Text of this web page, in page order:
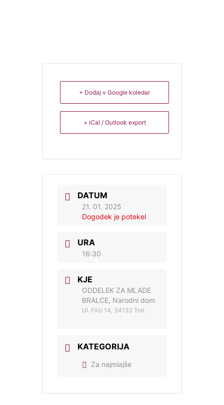
+ Dodaj v Google koledar
+ iCal / Outlook export
DATUM
21. 01. 2025
Dogodek je potekel
URA
16:30
KJE
ODDELEK ZA MLADE
BRALCE, Narodni dom
Ul. Filzi 14, 34132 Trst
KATEGORIJA
Za najmlajše